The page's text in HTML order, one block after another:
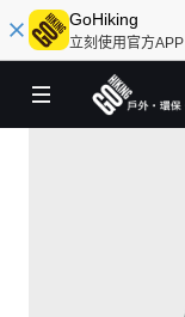
GoHiking
立刻使用官方APP